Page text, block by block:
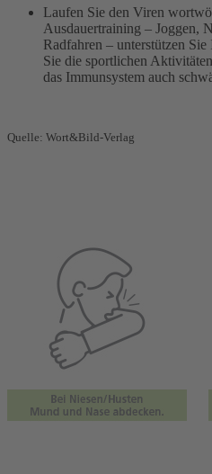
Laufen Sie den Viren
Ausdauertraining – Joggen,
Radfahren – unterstützen
Sie die sportlichen
das Immunsystem auch
Quelle: Wort&Bild-Verlag